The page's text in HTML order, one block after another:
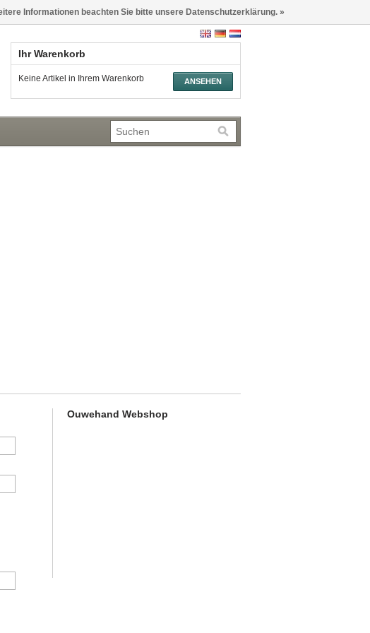
Ihr Warenkorb
ANSEHEN
Keine Artikel in Ihrem Warenkorb
Ouwehand Webshop
Informationen beachten Sie bitte unsere Datenschutzerklärung. »